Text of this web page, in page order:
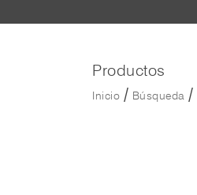
Productos
Inicio / Búsqueda /